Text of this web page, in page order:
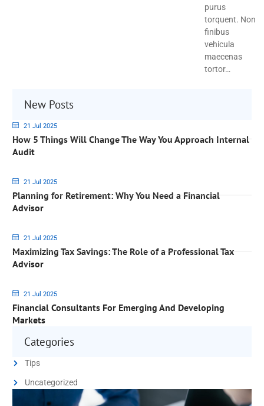
purus
torquent. Non
finibus
vehicula
maecenas
tortor…
New Posts
21 Jul 2025
How 5 Things Will Change The Way You Approach Internal
Audit
21 Jul 2025
Planning for Retirement: Why You Need a Financial
Advisor
21 Jul 2025
Maximizing Tax Savings: The Role of a Professional Tax
Advisor
21 Jul 2025
Financial Consultants For Emerging And Developing
Markets
Categories
Tips
Uncategorized